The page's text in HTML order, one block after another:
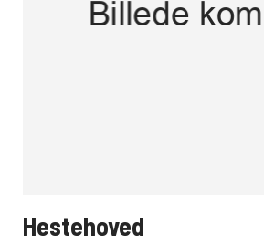
Hestehoved